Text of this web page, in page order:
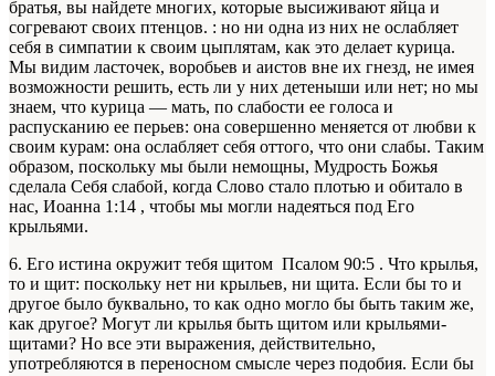
братья, вы найдете многих, которые высиживают яйца и
согревают своих птенцов. : но ни одна из них не ослабляет
себя в симпатии к своим цыплятам, как это делает курица.
Мы видим ласточек, воробьев и аистов вне их гнезд, не имея
возможности решить, есть ли у них детеныши или нет; но мы
знаем, что курица — мать, по слабости ее голоса и
распусканию ее перьев: она совершенно меняется от любви к
своим курам: она ослабляет себя оттого, что они слабы. Таким
образом, поскольку мы были немощны, Мудрость Божья
сделала Себя слабой, когда Слово стало плотью и обитало в
нас, Иоанна 1:14 , чтобы мы могли надеяться под Его
крыльями.
6. Его истина окружит тебя щитом Псалом 90:5 . Что крылья,
то и щит: поскольку нет ни крыльев, ни щита. Если бы то и
другое было буквально, то как одно могло бы быть таким же,
как другое? Могут ли крылья быть щитом или крыльями-
щитами? Но все эти выражения, действительно,
употребляются в переносном смысле через подобия. Если бы